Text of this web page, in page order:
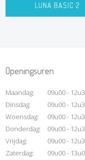
LUNA BASIC 2
Openingsuren
Maandag:
09u00 -
Dinsdag:
09u00 -
Woensdag:
09u00 -
Donderdag:
09u00 -
Vrijdag:
09u00 -
Zaterdag:
09u00 -